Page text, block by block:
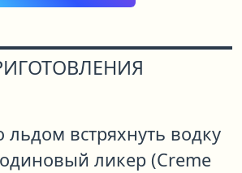
встряхнуть водку
ликер (Creme